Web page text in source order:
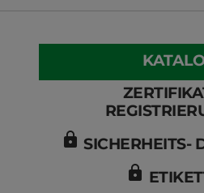
lock SICHERHEITS-
lock